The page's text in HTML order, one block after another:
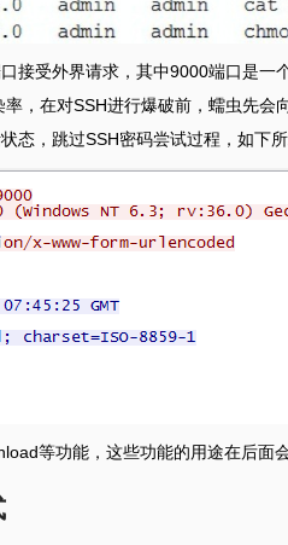
接受外界请求，其中9000端口是一
，在对SSH进行爆破前，蠕虫先会
态，跳过SSH密码尝试过程，如下
等功能，这些功能的用途在后面会